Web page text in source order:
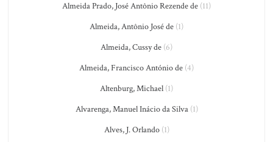
Almeida Prado, José Antônio Rezende de (11)
Almeida, Antônio José de (1)
Almeida, Cussy de (6)
Almeida, Francisco António de (4)
Altenburg, Michael (1)
Alvarenga, Manuel Inácio da Silva(1)
Alves, J. Orlando(1)